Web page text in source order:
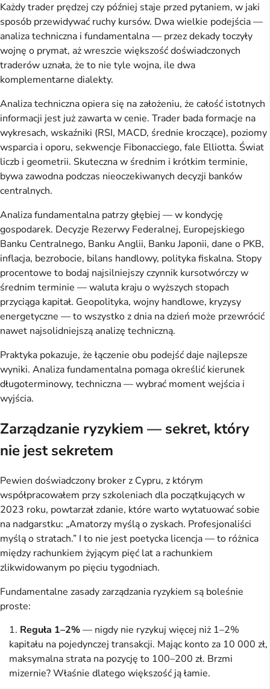
Każdy trader prędzej czy później staje przed pytaniem, w jaki
sposób przewidywać ruchy kursów. Dwa wielkie podejścia —
analiza techniczna i fundamentalna — przez dekady toczyły
wojnę o prymat, aż wreszcie większość doświadczonych
traderów uznała, że to nie tyle wojna, ile dwa
komplementarne dialekty.
Analiza techniczna opiera się na założeniu, że całość istotnych
informacji jest już zawarta w cenie. Trader bada formacje na
wykresach, wskaźniki (RSI, MACD, średnie kroczące), poziomy
wsparcia i oporu, sekwencje Fibonacciego, fale Elliotta. Świat
liczb i geometrii. Skuteczna w średnim i krótkim terminie,
bywa zawodna podczas nieoczekiwanych decyzji banków
centralnych.
Analiza fundamentalna patrzy głębiej — w kondycję
gospodarek. Decyzje Rezerwy Federalnej, Europejskiego
Banku Centralnego, Banku Anglii, Banku Japonii, dane o PKB,
inflacja, bezrobocie, bilans handlowy, polityka fiskalna. Stopy
procentowe to bodaj najsilniejszy czynnik kursotwórczy w
średnim terminie — waluta kraju o wyższych stopach
przyciąga kapitał. Geopolityka, wojny handlowe, kryzysy
energetyczne — to wszystko z dnia na dzień może przewrócić
nawet najsolidniejszą analizę techniczną.
Praktyka pokazuje, że łączenie obu podejść daje najlepsze
wyniki. Analiza fundamentalna pomaga określić kierunek
długoterminowy, techniczna — wybrać moment wejścia i
wyjścia.
Zarządzanie ryzykiem — sekret, który
nie jest sekretem
Pewien doświadczony broker z Cypru, z którym
współpracowałem przy szkoleniach dla początkujących w
2023 roku, powtarzał zdanie, które warto wytatuować sobie
na nadgarstku: „Amatorzy myślą o zyskach. Profesjonaliści
myślą o stratach.” I to nie jest poetycka licencja — to różnica
między rachunkiem żyjącym pięć lat a rachunkiem
zlikwidowanym po pięciu tygodniach.
Fundamentalne zasady zarządzania ryzykiem są boleśnie
proste:
Reguła 1–2%— nigdy nie ryzykuj więcej niż 1–2%
kapitału na pojedynczej transakcji. Mając konto za 10 000 zł,
maksymalna strata na pozycję to 100–200 zł. Brzmi
mizernie? Właśnie dlatego większość ją łamie.